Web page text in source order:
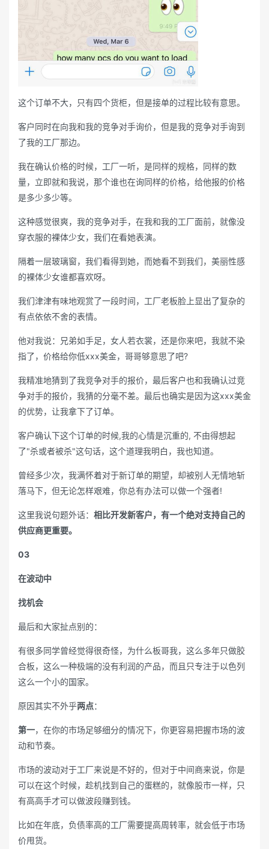
这个订单不大，只有四个货柜，但是接单的过程比较有意思。
客户同时在向我和我的竞争对手询价，但是我的竞争对手询到
了我的工厂那边。
我在确认价格的时候，工厂一听，是同样的规格，同样的数
量，立即就和我说，那个谁也在询同样的价格，给他报的价格
是多少多少等。
这种感觉很爽，我的竞争对手，在我和我的工厂面前，就像没
穿衣服的裸体少女，我们在看她表演。
隔着一层玻璃窗，我们看得到她，而她看不到我们，美丽性感
的裸体少女谁都喜欢呀。
我们津津有味地观赏了一段时间，工厂老板脸上显出了复杂的
有点依依不舍的表情。
他对我说：兄弟如手足，女人若衣裳，还是你来吧，我就不染
指了，价格给你低xxx美金，哥哥够意思了吧?
我精准地猜到了我竞争对手的报价，最后客户也和我确认过竞
争对手的报价，我猜的分毫不差。最后也确实是因为这xxx美金
的优势，让我拿下了订单。
客户确认下这个订单的时候,我的心情是沉重的, 不由得想起
了"杀或者被杀"这句话，这个道理我明白，我也知道。
曾经多少次，我满怀着对于新订单的期望，却被别人无情地斩
落马下，但无论怎样艰难，你总有办法可以做一个强者!
这里我说句题外话： 相比开发新客户，有一个绝对支持自己的
供应商更重要。
03
在波动中
找机会
最后和大家扯点别的：
有很多同学曾经觉得很奇怪，为什么板哥我，这么多年只做胶
合板，这么一种极端的没有利润的产品，而且只专注于以色列
这么一个小的国家。
原因其实不外乎两点：
第一，在你的市场足够细分的情况下，你更容易把握市场的波
动和节奏。
市场的波动对于工厂来说是不好的，但对于中间商来说，你是
可以在这个时候，趁机找到自己的蛋糕的，就像股市一样，只
有高高手才可以做波段赚到钱。
比如在年底，负债率高的工厂需要提高周转率，就会低于市场
价甩货。